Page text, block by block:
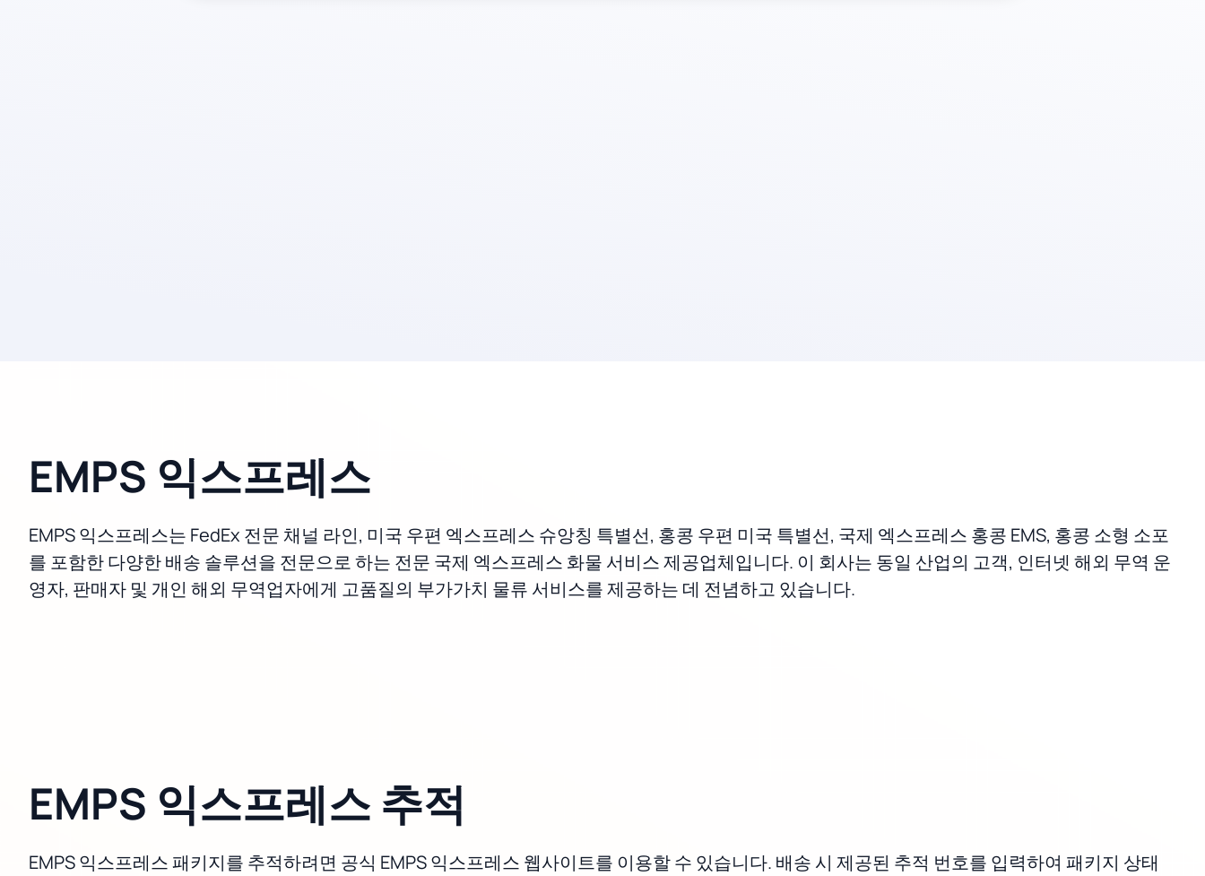
EMPS 익스프레스
EMPS 익스프레스는 FedEx 전문 채널 라인, 미국 우편 엑스프레스 슈앙칭 특별선, 홍콩 우편 미국 특별선, 국제 엑스프레스 홍콩 EMS, 홍콩 소형 소포
를 포함한 다양한 배송 솔루션을 전문으로 하는 전문 국제 엑스프레스 화물 서비스 제공업체입니다. 이 회사는 동일 산업의 고객, 인터넷 해외 무역 운
영자, 판매자 및 개인 해외 무역업자에게 고품질의 부가가치 물류 서비스를 제공하는 데 전념하고 있습니다.
EMPS 익스프레스 추적
EMPS 익스프레스 패키지를 추적하려면 공식 EMPS 익스프레스 웹사이트를 이용할 수 있습니다. 배송 시 제공된 추적 번호를 입력하여 패키지 상태